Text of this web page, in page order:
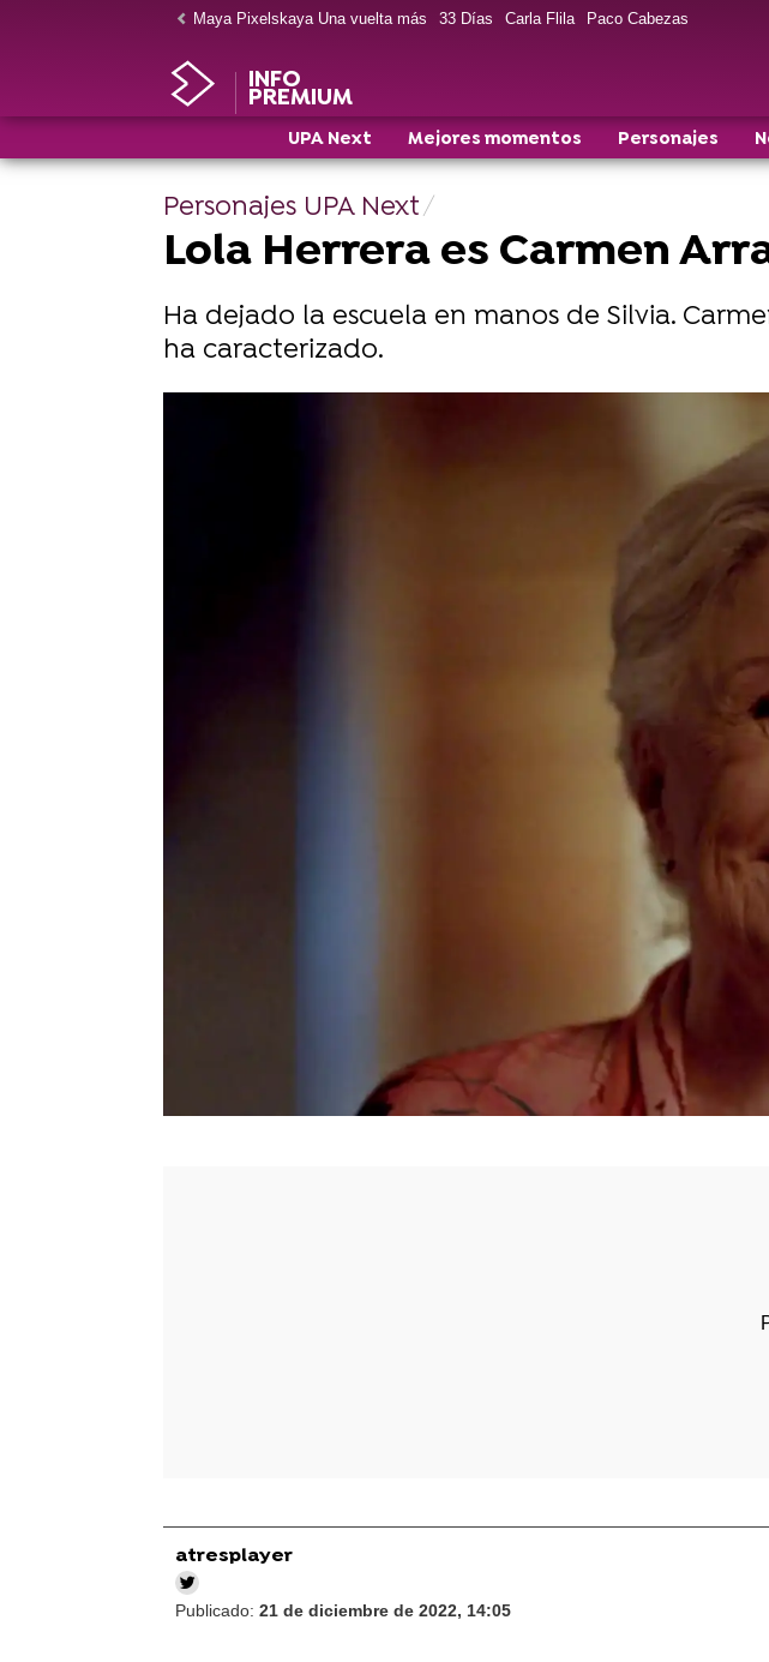
Maya Pixelskaya Una vuelta más 33 Días Carla Flila Paco Cabezas
INFO
PREMIUM
UPA Next Mejores momentos Personajes
Personajes UPA Next
Lola Herrera es Carmen
Ha dejado la escuela en manos de Silvia.
ha caracterizado.
atresplayer
Publicado: 21 de diciembre de 2022, 14:05